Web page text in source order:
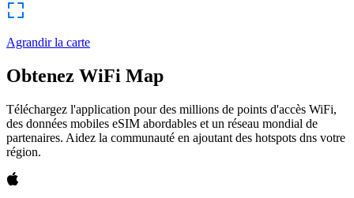
Agrandir la carte
Obtenez WiFi Map
Téléchargez l'application pour des millions de points d'accès WiFi,
des données mobiles eSIM abordables et un réseau mondial de
partenaires. Aidez la communauté en ajoutant des hotspots dns votre
région.